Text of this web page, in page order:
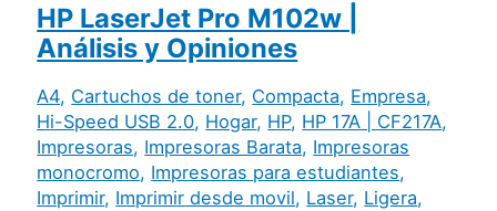
HP LaserJet Pro M102w |
Análisis y Opiniones
A4, Cartuchos de toner, Compacta, Empresa,
Hi-Speed USB 2.0, Hogar, HP, HP 17A | CF217A,
Impresoras, Impresoras Barata, Impresoras
monocromo, Impresoras para estudiantes,
Imprimir, Imprimir desde movil, Laser, Ligera,